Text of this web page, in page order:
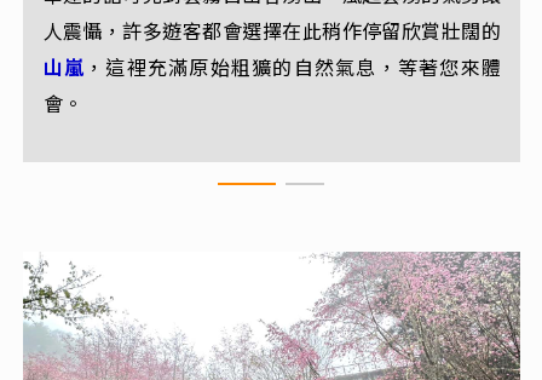
與涼溫帶的山地氣候。
人震懾，許多遊客都會選擇在此稍作停留欣賞壯闊的
山嵐 ，這裡充滿原始粗獷的自然氣息，等著您來體
會。